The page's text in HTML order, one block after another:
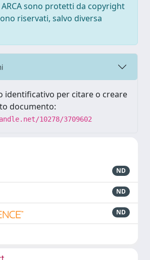
sono protetti da copyright
riservati, salvo diversa
identificativo per citare o creare
documento:
10278/3709602
ND
ND
ND